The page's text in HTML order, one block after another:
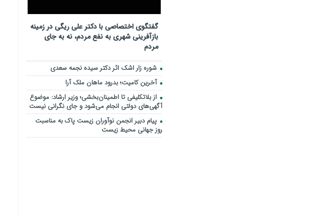
گفتگوی اختصاصی با دکتر علی ریگی در زمینه
بازآفرینی شهری به نفع مردم، نه به جای
مردم
شوره زار اشک اثر دکتر سیده نجمه سعدی
​آخرین کامیت؛ بدرود ماهان ملک آرا
از بلاتکلیفی تا اطمینان‌بخشی؛ وزیر ارشاد: موضوع
آگهی‌های دولتی انجام می‌شود و جای نگرانی نیست
پیام دبیر انجمن نوآوران زیست پاک به مناسبت
روز جهانی محیط زیست